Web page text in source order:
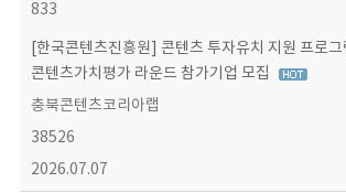
833
[한국콘텐츠진흥원] 콘텐츠 투자유치 지원 프로
콘텐츠가치평가 라운드 참가기업 모집
충북콘텐츠코리아랩
38526
2026.07.07